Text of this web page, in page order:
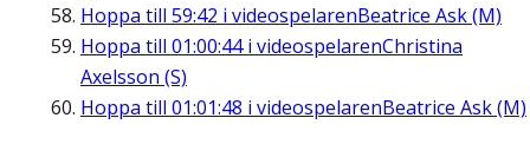
Hoppa till 59:42 i videospelarenBeatrice Ask (M)
Hoppa till 01:00:44i videospelarenChristina
Axelsson (S)
Hoppa till 01:01:48 i videospelarenBeatrice Ask (M)